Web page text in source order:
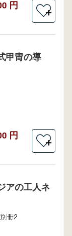
円
＋
甲冑の導
円
＋
アの工人ネ
冊2